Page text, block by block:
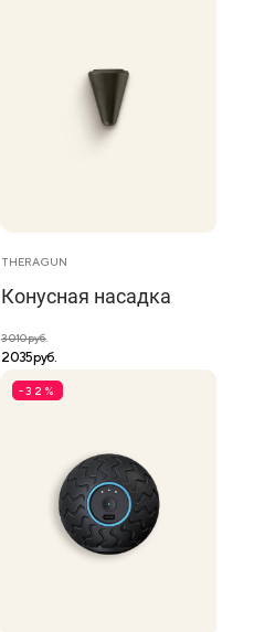
THERAGUN
Конусная насадка
3 010 руб.
2 035 руб.
-32%